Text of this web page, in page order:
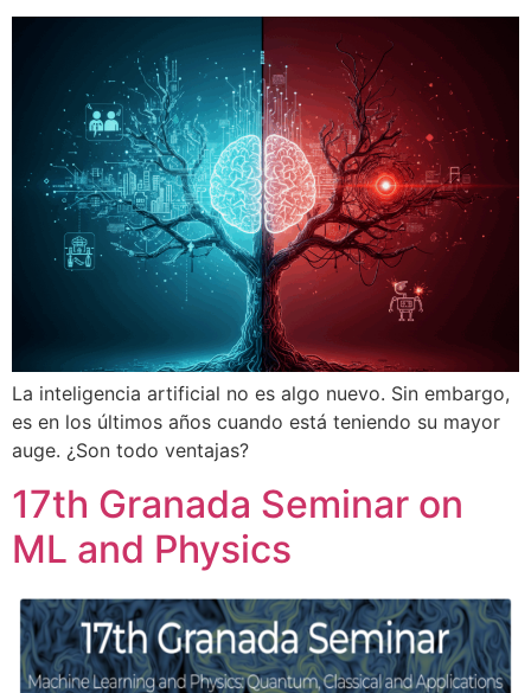
La inteligencia artificial no es algo nuevo. Sin embargo,
es en los últimos años cuando está teniendo su mayor
auge. ¿Son todo ventajas?
17th Granada Seminar on
ML and Physics